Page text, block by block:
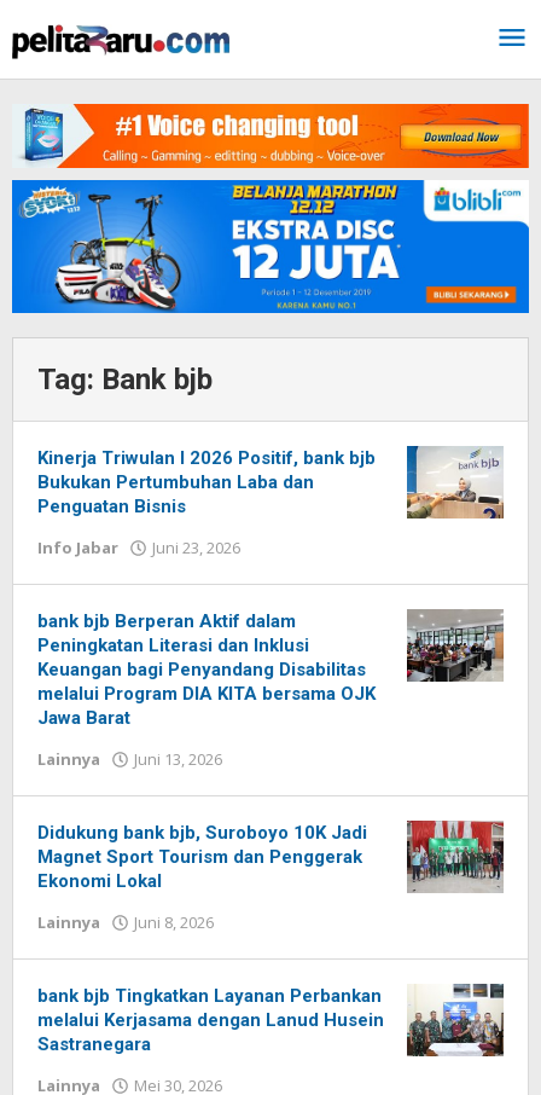
ke
konten
Tag: Bank bjb
Kinerja Triwulan I 2026 Positif, bank bjb
Bukukan Pertumbuhan Laba dan
Penguatan Bisnis
Info Jabar
Juni 23, 2026
baru
bank bjb Berperan Aktif dalam
Peningkatan Literasi dan Inklusi
Keuangan bagi Penyandang Disabilitas
melalui Program DIA KITA bersama OJK
Jawa Barat
Lainnya
Juni 13, 2026
baru
Didukung bank bjb, Suroboyo 10K Jadi
Magnet Sport Tourism dan Penggerak
Ekonomi Lokal
Lainnya
Juni 8, 2026
baru
bank bjb Tingkatkan Layanan Perbankan
melalui Kerjasama dengan Lanud Husein
Sastranegara
Lainnya
Mei 30, 2026